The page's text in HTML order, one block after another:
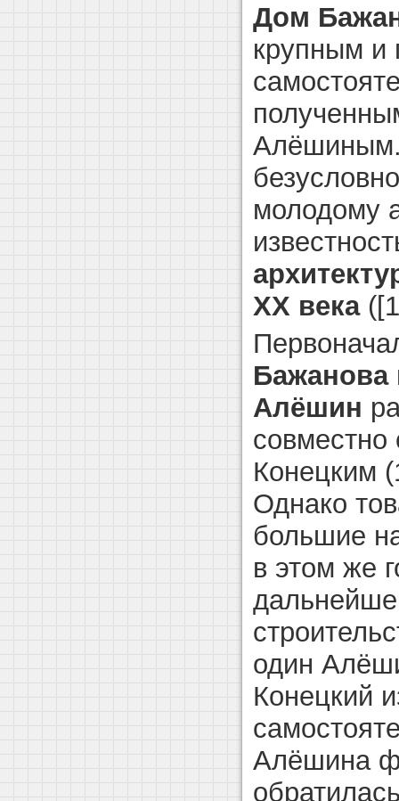
Дом
крупным и
молодому
XX века
Бажанова
Алёшин
Конецким
Однако
большие
в этом же
один
Конецкий
Алёшина